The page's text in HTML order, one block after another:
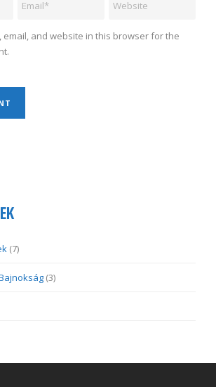
email, and website in this browser for the
(7)
(3)